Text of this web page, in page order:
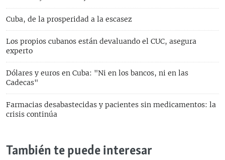
Cuba, de la prosperidad a la escasez
Los propios cubanos están devaluando el CUC, asegura
experto
Dólares y euros en Cuba: "Ni en los bancos, ni en las
Cadecas"
Farmacias desabastecidas y pacientes sin medicamentos: la
crisis continúa
También te puede interesar